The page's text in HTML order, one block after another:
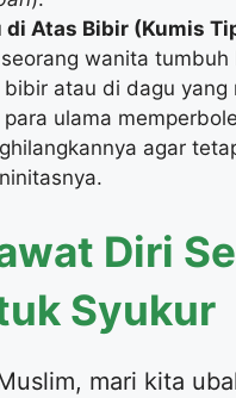
di Atas Bibir (Kumis
wanita tumbuh
bibir atau di dagu yang
para ulama
agar
Diri
Syukur
mari kita